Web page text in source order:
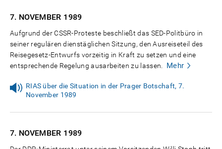
7. NOVEMBER 1989
Aufgrund der CSSR-Proteste beschließt das SED-Politbüro in
seiner regulären dienstäglichen Sitzung, den Ausreiseteil des
Reisegesetz-Entwurfs vorzeitig in Kraft zu setzen und eine
entsprechende Regelung ausarbeiten zu lassen.
Mehr
RIAS über die Situation in der Prager Botschaft, 7.
November 1989
7. NOVEMBER 1989